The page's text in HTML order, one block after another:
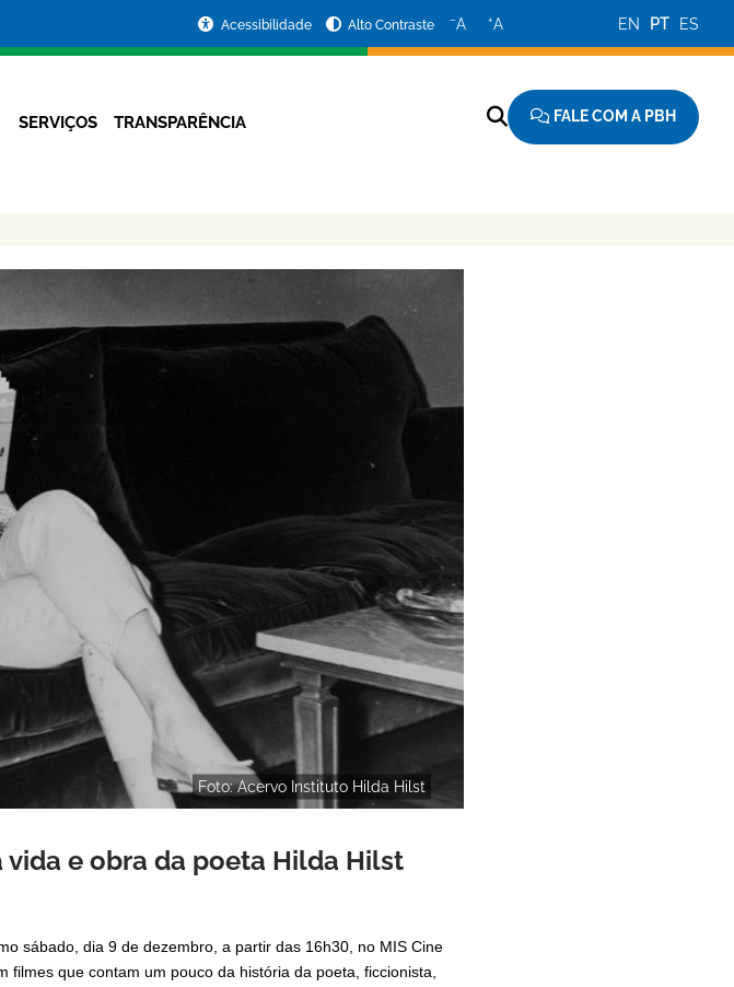
Acessibilidade Alto Contraste −A +A EN PT ES
SERVIÇOS TRANSPARÊNCIA FALE COM A PBH
Foto: Acervo Instituto Hilda Hilst
vida e obra da poeta Hilda Hilst
sábado, dia 9 de dezembro, a partir das 16h30, no MIS Cine
filmes que contam um pouco da história da poeta, ficcionista,